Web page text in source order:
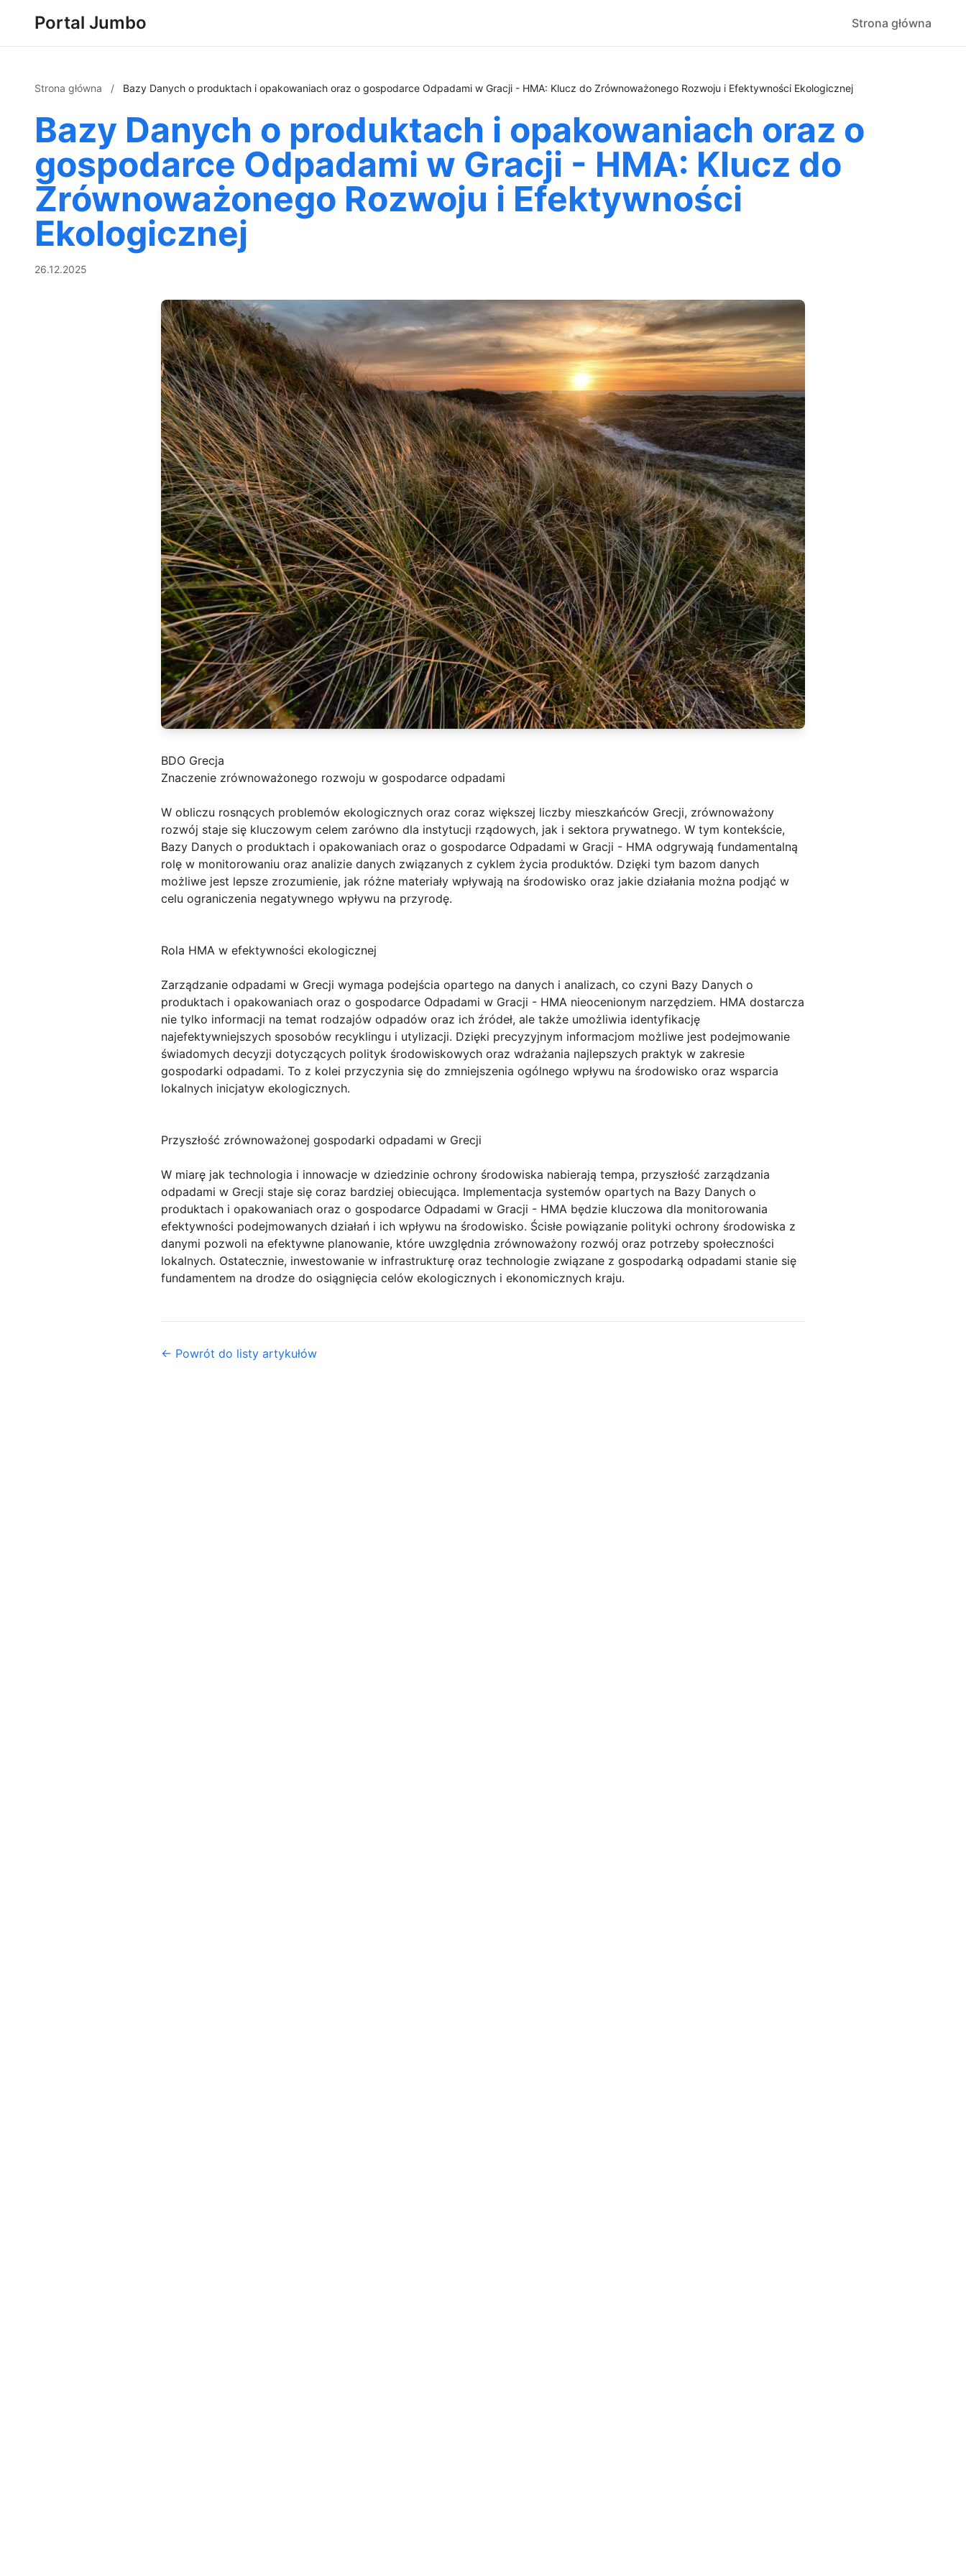
Portal Jumbo Strona główna
Strona główna / Bazy Danych o produktach i opakowaniach oraz o gospodarce Odpadami w Gracji - HMA: Klucz do Zrównoważonego Rozwoju i Efektywności Ekologicznej
Bazy Danych o produktach i opakowaniach oraz o
gospodarce Odpadami w Gracji - HMA: Klucz do
Zrównoważonego Rozwoju i Efektywności
Ekologicznej
26.12.2025
BDO Grecja
Znaczenie zrównoważonego rozwoju w gospodarce odpadami
W obliczu rosnących problemów ekologicznych oraz coraz większej liczby mieszkańców Grecji, zrównoważony
rozwój staje się kluczowym celem zarówno dla instytucji rządowych, jak i sektora prywatnego. W tym kontekście,
Bazy Danych o produktach i opakowaniach oraz o gospodarce Odpadami w Gracji - HMA odgrywają fundamentalną
rolę w monitorowaniu oraz analizie danych związanych z cyklem życia produktów. Dzięki tym bazom danych
możliwe jest lepsze zrozumienie, jak różne materiały wpływają na środowisko oraz jakie działania można podjąć w
celu ograniczenia negatywnego wpływu na przyrodę.
Rola HMA w efektywności ekologicznej
Zarządzanie odpadami w Grecji wymaga podejścia opartego na danych i analizach, co czyni Bazy Danych o
produktach i opakowaniach oraz o gospodarce Odpadami w Gracji - HMA nieocenionym narzędziem. HMA dostarcza
nie tylko informacji na temat rodzajów odpadów oraz ich źródeł, ale także umożliwia identyfikację
najefektywniejszych sposobów recyklingu i utylizacji. Dzięki precyzyjnym informacjom możliwe jest podejmowanie
świadomych decyzji dotyczących polityk środowiskowych oraz wdrażania najlepszych praktyk w zakresie
gospodarki odpadami. To z kolei przyczynia się do zmniejszenia ogólnego wpływu na środowisko oraz wsparcia
lokalnych inicjatyw ekologicznych.
Przyszłość zrównoważonej gospodarki odpadami w Grecji
W miarę jak technologia i innowacje w dziedzinie ochrony środowiska nabierają tempa, przyszłość zarządzania
odpadami w Grecji staje się coraz bardziej obiecująca. Implementacja systemów opartych na Bazy Danych o
produktach i opakowaniach oraz o gospodarce Odpadami w Gracji - HMA będzie kluczowa dla monitorowania
efektywności podejmowanych działań i ich wpływu na środowisko. Ścisłe powiązanie polityki ochrony środowiska z
danymi pozwoli na efektywne planowanie, które uwzględnia zrównoważony rozwój oraz potrzeby społeczności
lokalnych. Ostatecznie, inwestowanie w infrastrukturę oraz technologie związane z gospodarką odpadami stanie się
fundamentem na drodze do osiągnięcia celów ekologicznych i ekonomicznych kraju.
← Powrót do listy artykułów